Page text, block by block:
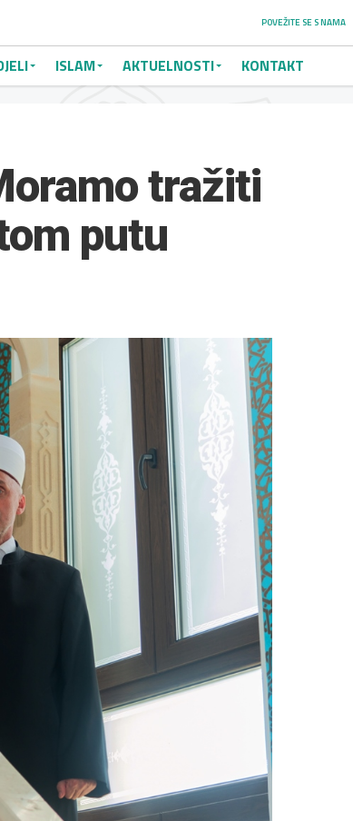
POVEŽITE SE S NAMA
ISLAM AKTUELNOSTI KONTAKT
tražiti
putu